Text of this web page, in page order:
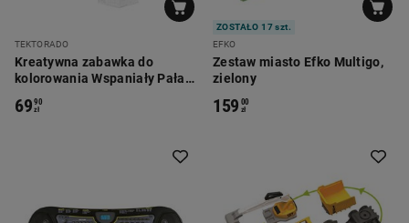
TEKTORADO
Kreatywna zabawka do
kolorowania Wspaniały Pałac
6990
zł
ZOSTAŁO 17 szt.
EFKO
Zestaw miasto Efko Multigo,
zielony
159 00
zł